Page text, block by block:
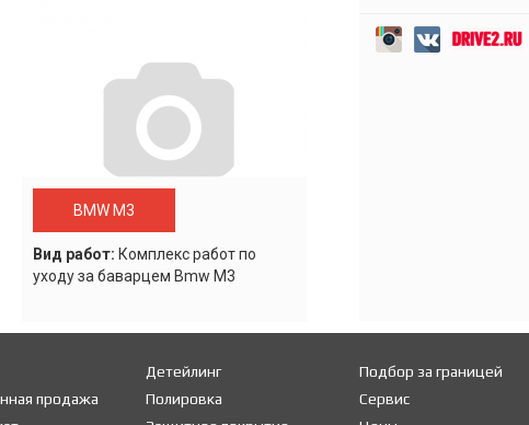
BMW M3
Вид работ: Комплекс работ по
уходу за баварцем Bmw M3
продажа
Детейлинг
Полировка
Подбор за границей
Сервис